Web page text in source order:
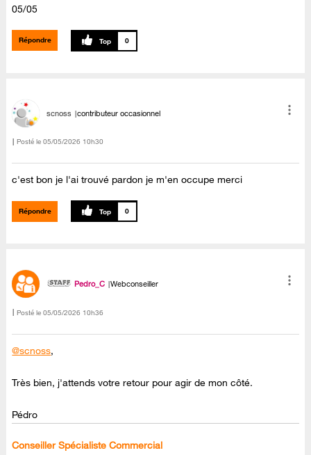
05/05
Répondre 0
scnoss contributeur occasionnel
Posté le ‎05/05/2026 10h30
c'est bon je l'ai trouvé pardon je m'en occupe merci
Répondre 0
Pedro_C Webconseiller
Posté le ‎05/05/2026 10h36
@scnoss,
Très bien, j'attends votre retour pour agir de mon côté.
Pédro
Conseiller Spécialiste Commercial